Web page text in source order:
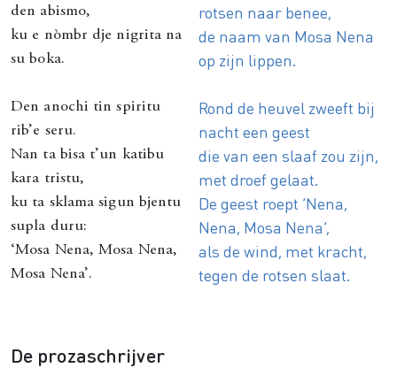
den abismo,
ku e nòmbr dje nigrita na
su boka.
Den anochi tin spiritu
rib’e seru.
Nan ta bisa t’un katibu
kara tristu,
ku ta sklama sigun bjentu
supla duru:
‘Mosa Nena, Mosa Nena,
Mosa Nena’.
rotsen naar benee,
de naam van Mosa Nena
op zijn lippen.
Rond de heuvel zweeft bij
nacht een geest
die van een slaaf zou zijn,
met droef gelaat.
De geest roept ‘Nena,
Nena, Mosa Nena’,
als de wind, met kracht,
tegen de rotsen slaat.
De prozaschrijver